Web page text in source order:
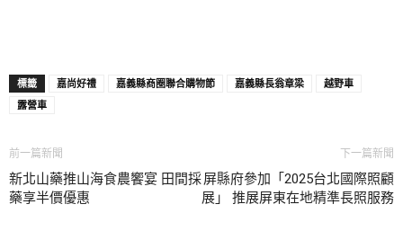
標籤 嘉尚好禮 嘉義縣商圈聯合購物節 嘉義縣長翁章梁
越野車
露營車
前一篇新聞
新北山藥推山海食農饗宴 田間採
藥享半價優惠
下一篇新聞
屏縣府參加「2025台北國際照顧
展」 推展屏東在地精準長照服務